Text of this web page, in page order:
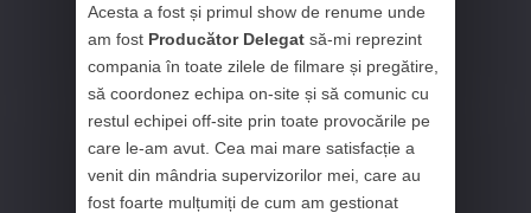
Acesta a fost și primul show de renume unde
am fost Producător Delegat să-mi reprezint
compania în toate zilele de filmare și pregătire,
să coordonez echipa on-site și să comunic cu
restul echipei off-site prin toate provocările pe
care le-am avut. Cea mai mare satisfacție a
venit din mândria supervizorilor mei, care au
fost foarte mulțumiți de cum am gestionat